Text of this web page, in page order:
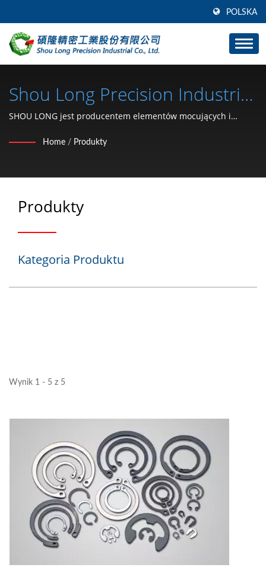
POLSKA
Shou Long Precision Industrial
Co., Ltd.
SHOU LONG jest producentem elementów mocujących i
Home / Produkty
Produkty
Kategoria Produktu
Wynik 1 - 5 z 5